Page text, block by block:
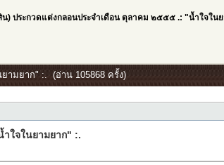
น) ประกวดแต่งกลอนประจำเดือน ตุลาคม ๒๕๕๕ .: "น้ำใจใน
ามยาก" :. (อ่าน 105868 ครั้ง)
ใจในยามยาก" :.